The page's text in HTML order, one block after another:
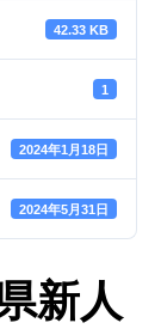
42.33 KB
1
2024年1月18日
2024年5月31日
新人